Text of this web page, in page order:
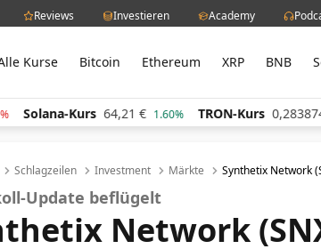
Reviews Investieren Academy
Kurse Bitcoin Ethereum XRP BNB
64,21 € 1.60% TRON-Kurs 0,283874 € 0.00%
Schlagzeilen Investment Märkte Synthetix Network
Update beflügelt
Network